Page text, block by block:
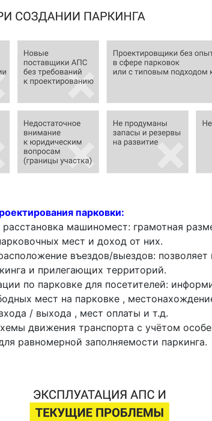
парковки:
машиномест: грамотная
мест и доход от них.
въездов/выездов: позволяет
и прилегающих территорий.
по парковке для посетителей:
мест на парковке ,
/ выхода , мест оплаты и т.д.
движения транспорта с учётом
равномерной заполняемости паркинга.